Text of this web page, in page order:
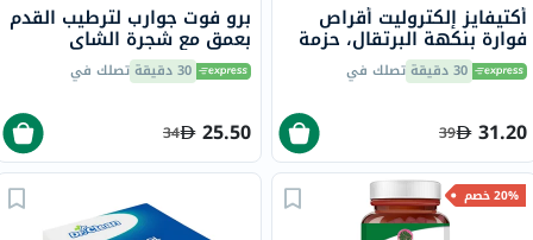
أكتيفايز إلكتروليت أقراص
فوارة بنكهة البرتقال، حزمة
من 20 30 دقيقة تصلك في
31.20
39
برو فوت جوارب لترطيب القدم
بعمق مع شجرة الشاي
وفيتامين E لإصلاح البشرة
الجافة،حزمه من زوج واحد
30 دقيقة تصلك في
25.50
34
20% خصم